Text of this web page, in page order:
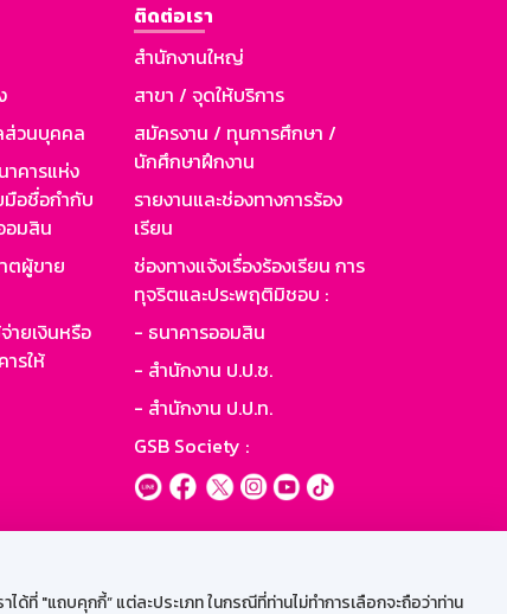
ที่ "แถบคุกกี้” แต่ละประเภท ในกรณีที่ท่านไม่ทำการเลือกจะถือว่าท่าน
ส่วนบุคคล
คารแห่ง
มือชื่อกำกับ
อมสิน
ตผู้ขาย
ายเงินหรือ
รให้
ติดต่อเรา
สำนักงานใหญ่
สาขา / จุดให้บริการ
สมัครงาน / ทุนการศึกษา /
นักศึกษาฝึกงาน
รายงานและช่องทางการร้อง
เรียน
ช่องทางแจ้งเรื่องร้องเรียน การ
ทุจริตและประพฤติมิชอบ :
- ธนาคารออมสิน
- สำนักงาน ป.ป.ช.
- สำนักงาน ป.ป.ท.
GSB Society :